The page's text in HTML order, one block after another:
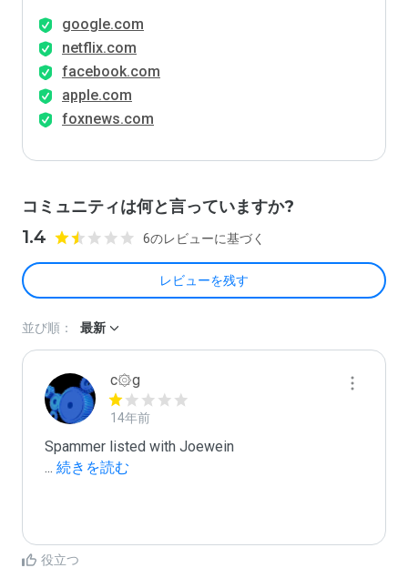
google.com
netflix.com
facebook.com
apple.com
foxnews.com
コミュニティは何と言っていますか?
1.4 6のレビューに基づく
レビューを残す
並び順： 最新
c۞g
14年前
... 続きを読む
役立つ